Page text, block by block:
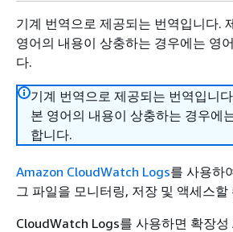
기계 번역으로 제공되는 번역입니다.
영어의 내용이 상충하는 경우에는 영
다.
기계 번역으로 제공되는 번역입니
본 영어의 내용이 상충하는 경우에
합니다.
Amazon CloudWatch Logs를 사용하
그 파일을 모니터링, 저장 및 액세스할
CloudWatch Logs를 사용하면 확장성